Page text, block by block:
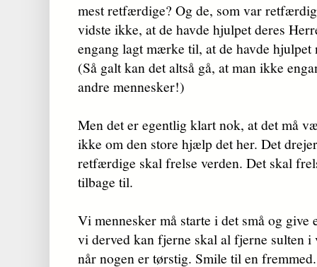
mest retfærdige? Og de, som var
vidste ikke, at de havde hjulpet deres
engang lagt mærke til, at de havde hjulpet
(Så galt kan det altså gå, at man ikke
andre mennesker!)
Men det er egentlig klart nok, at det må
ikke om den store hjælp det her. Det
retfærdige skal frelse verden. Det skal
tilbage til.
Vi mennesker må starte i det små og give
vi derved kan fjerne skal al fjerne sulten i
når nogen er tørstig. Smile til en